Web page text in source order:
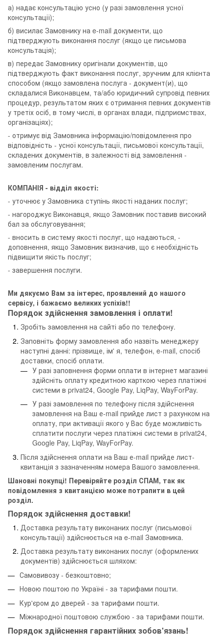
а) надає консультацію усно (у разі замовлення усної
консультації);
б) висилає Замовнику на e-mail документи, що
підтверджують виконання послуг (якщо це письмова
консультація);
в) передає Замовнику оригінали документів, що
підтверджують факт виконання послуг, зручним для клієнта
способом (якщо замовлена послуга - документ(и), що
складалися Виконавцем, та/або юридичний супровід певних
процедур, результатом яких є отримання певних документів
у третіх осіб, в тому числі, в органах влади, підприємствах,
організаціях);
- отримує від Замовника інформацію/повідомлення про
відповідність - усної консультації, письмової консультації,
складених документів, в залежності від замовлення -
замовленим послугам.
КОМПАНІЯ - відділ якості:
- уточнює у Замовника ступінь якості наданих послуг;
- нагороджує Виконавця, якщо Замовник поставив високий
бал за обслуговування;
- вносить в систему якості послуг, що надаються, -
доповнення, якщо Замовник визначив, що є необхідність
підвищити якість послуг;
- завершення послуги.
Ми дякуємо Вам за інтерес, проявлений до нашого
сервісу, і бажаємо великих успіхів!!
Порядок здійснення замовлення і оплати!
Зробіть замовлення на сайті або по телефону.
Заповніть форму замовлення або назвіть менеджеру
наступні данні: прізвище, ім' я, телефон, e-mail, спосіб
доставки, спосіб оплати.
У разі заповнення форми оплати в інтернет магазині
здійсніть оплату кредитною карткою через платіжні
системи в privat24, Google Pay, LiqPay, WayForPay.
У разі замовлення по телефону після здійснення
замовлення на Ваш е-mail прийде лист з рахунком на
оплату, при активації якого у Вас буде можливість
сплатити послуги через платіжні системи в privat24,
Google Pay, LiqPay, WayForPay.
Після здійснення оплати на Ваш е-mail прийде лист-
квитанція з зазначенням номера Вашого замовлення.
Шановні покупці! Перевіряйте розділ СПАМ, так як
повідомлення з квитанцією може потрапити в цей
розділ.
Порядок здійснення доставки!
Доставка результату виконаних послуг (письмової
консультації) здійснюється на e-mail Замовника.
Доставка результату виконаних послуг (оформлених
документів) здійснюється шляхом:
Самовивозу - безкоштовно;
Новою поштою по Україні - за тарифами пошти.
Кур'єром до дверей - за тарифами пошти.
Міжнародної поштовою службою - за тарифами пошти.
Порядок здійснення гарантійних зобов'язань!